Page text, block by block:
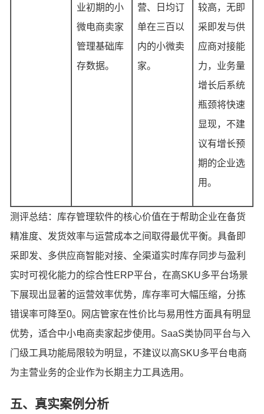
业初期的小
微电商卖家
管理基础库
存数据。
营、日均订
单在三百以
内的小微卖
家。
较高，无即
采即发与供
应商对接能
力，业务量
增长后系统
瓶颈将快速
显现，不建
议有增长预
期的企业选
用。
测评总结：库存管理软件的核心价值在于帮助企业在备货
精准度、发货效率与运营成本之间取得最优平衡。具备即
采即发、多供应商智能对接、全渠道实时库存同步与盈利
实时可视化能力的综合性ERP平台，在高SKU多平台场景
下展现出显著的运营效率优势，库存率可大幅压缩，分拣
错误率可降至0。网店管家在性价比与易用性方面具有明显
优势，适合中小电商卖家起步使用。SaaS类协同平台与入
门级工具功能局限较为明显，不建议以高SKU多平台电商
为主营业务的企业作为长期主力工具选用。
五、真实案例分析